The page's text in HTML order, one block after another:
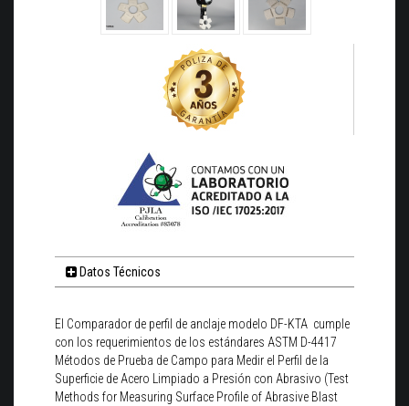
Datos Técnicos
El Comparador de perfil de anclaje modelo DF-KTA cumple
con los requerimientos de los estándares ASTM D-4417
Métodos de Prueba de Campo para Medir el Perfil de la
Superficie de Acero Limpiado a Presión con Abrasivo (Test
Methods for Measuring Surface Profile of Abrasive Blast